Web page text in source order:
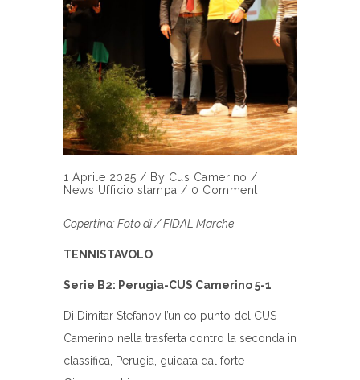
1 Aprile 2025 / By Cus Camerino /
News Ufficio stampa / 0 Comment
Copertina: Foto di / FIDAL Marche
TENNISTAVOLO
Serie B2: Perugia-CUS Camerino 5-1
Di Dimitar Stefanov l’unico punto del CUS
Camerino nella trasferta contro la seconda in
classifica, Perugia, guidata dal forte